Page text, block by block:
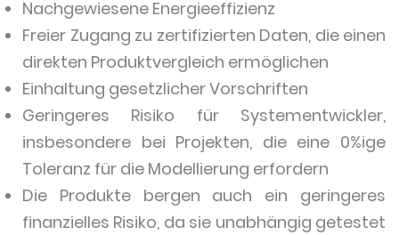
Nachgewiesene Energieeffizienz
Freier Zugang zu zertifizierten Daten, die einen
direkten Produktvergleich ermöglichen
Einhaltung gesetzlicher Vorschriften
Geringeres Risiko für Systementwickler,
insbesondere bei Projekten, die eine 0%ige
Toleranz für die Modellierung erfordern
Die Produkte bergen auch ein geringeres
finanzielles Risiko, da sie unabhängig getestet